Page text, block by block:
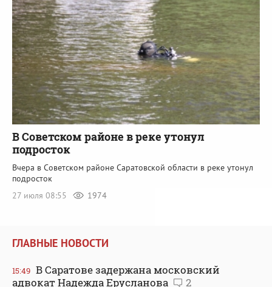
В Советском районе в реке утонул
подросток
Вчера в Советском районе Саратовской области в реке утонул
подросток
27 июля 08:55
1974
ГЛАВНЫЕ НОВОСТИ
15:49 В Саратове задержана московский
адвокат Надежда Ерусланова
2